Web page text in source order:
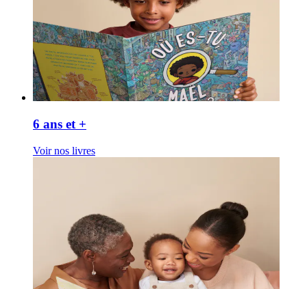
6 ans et +
Voir nos livres